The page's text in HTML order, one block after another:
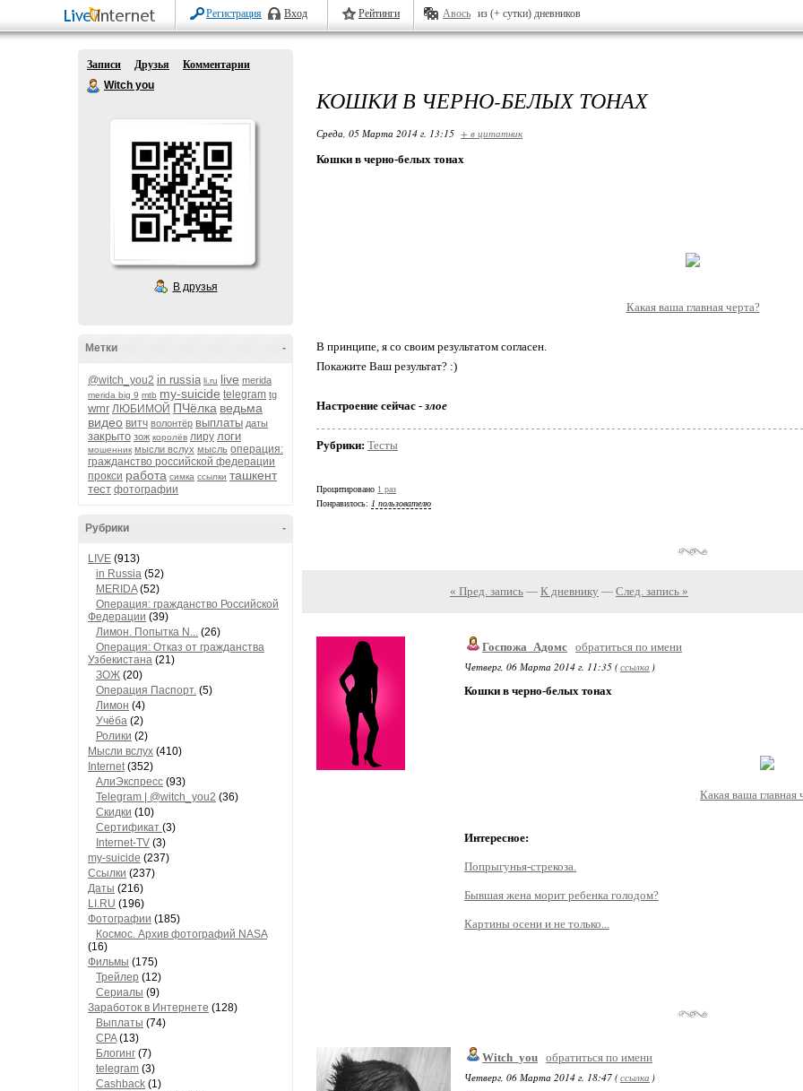
Регистрация Вход Рейтинги Авось из (+ сутки) дневников
Записи Друзья
Комментарии
Witch you
В друзья
-
Метки
@witch_you2 in russia li.ru live merida
merida big 9 mtb my-suicide telegram tg
wmr ЛЮБИМОЙ ПЧёлка ведьма
видео витч волонтёр выплаты даты
закрыто зож королёв лиру логи
мошенник мысли вслух мысль операция:
гражданство российской федерации
прокси работа симка ссылки ташкент
тест фотографии
-
Рубрики
LIVE (913)
in Russia (52)
MERIDA(52)
Операция: гражданство Российской
Федерации (39)
Лимон. Попытка N... (26)
Операция: Отказ от гражданства
Узбекистана (21)
ЗОЖ (20)
Операция Паспорт. (5)
Лимон (4)
Учёба (2)
Ролики (2)
Мысли вслух (410)
Internet(352)
АлиЭкспресс (93)
Telegram | @witch_you2 (36)
Скидки (10)
Сертификат (3)
Internet-TV (3)
my-suicide (237)
Ссылки (237)
Даты (216)
LI.RU (196)
Фотографии (185)
Космос. Архив фотографий NASA
(16)
Фильмы (175)
Трейлер (12)
Сериалы (9)
Заработок в Интернете (128)
Выплаты (74)
CPA(13)
Блогинг (7)
telegram (3)
Cashback (1)
КОШКИ В ЧЕРНО-БЕЛЫХ ТОНАХ
Среда, 05 Марта 2014 г. 13:15 + в цитатник
Кошки в черно-белых тонах
Какая ваша главная черта?
В принципе, я со своим результатом согласен.
Покажите Ваш результат? :)
Настроение сейчас -злое
Рубрики: Тесты
Процитировано 1 раз
Понравилось: 1 пользователю
« Пред. запись — К дневнику — След. запись »
Госпожа_Адомс обратиться по имени
Четверг, 06 Марта 2014 г. 11:35 (ссылка )
Кошки в черно-белых тонах
Какая ваша главная
Интересное:
Попрыгунья-стрекоза.
Бывшая жена морит ребенка голодом?
Картины осени и не только...
Witch_you обратиться по имени
Четверг, 06 Марта 2014 г. 18:47 (ссылка )